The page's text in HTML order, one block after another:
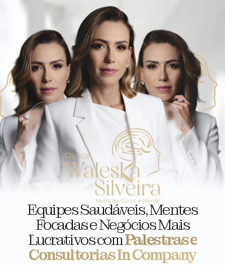
Equipes Saudáveis, Mentes
Focadas e Negócios Mais
Lucrativos comPalestras e
Consultorias In Company